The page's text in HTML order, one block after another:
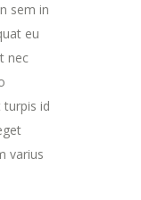
sem in
eu
nec
id
varius